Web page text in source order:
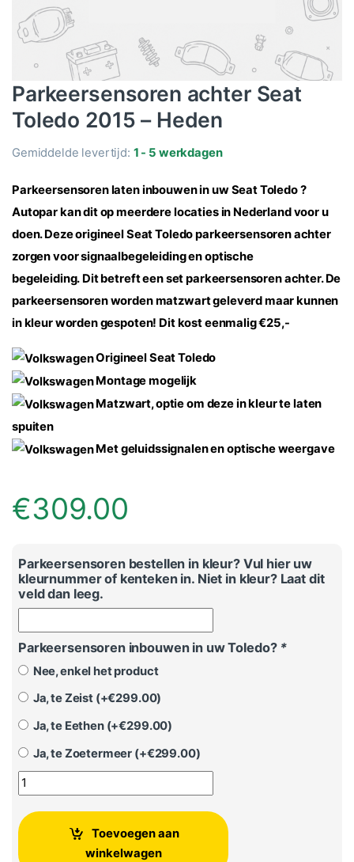
Parkeersensoren achter Seat
Toledo 2015 – Heden
Gemiddelde levertijd: 1 - 5 werkdagen
Parkeersensoren laten inbouwen in uw Seat Toledo ?
Autopar kan dit op meerdere locaties in Nederland voor u
doen.Deze origineel Seat Toledo parkeersensoren achter
zorgen voor signaalbegeleiding en optische
begeleiding. Dit betreft een set parkeersensoren achter.De
parkeersensoren worden matzwart geleverd maar kunnen
in kleur worden gespoten! Dit kost eenmalig €25,-
Origineel Seat Toledo
Montage mogelijk
Matzwart, optie om deze in kleur te laten
spuiten
Met geluidssignalen en optische weergave
€309.00
Parkeersensoren bestellen in kleur? Vul hier uw
kleurnummer of kenteken in. Niet in kleur? Laat dit
veld dan leeg.
Parkeersensoren inbouwen in uw Toledo? *
Nee, enkel het product
Ja, te Zeist (+€299.00)
Ja, te Eethen (+€299.00)
Ja, te Zoetermeer (+€299.00)
Parkeersensoren achter Seat Toledo 2015 - Heden aantal
Toevoegen aan
winkelwagen